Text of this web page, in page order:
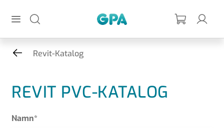
Revit-Katalog
REVIT PVC-KATALOG
Namn*